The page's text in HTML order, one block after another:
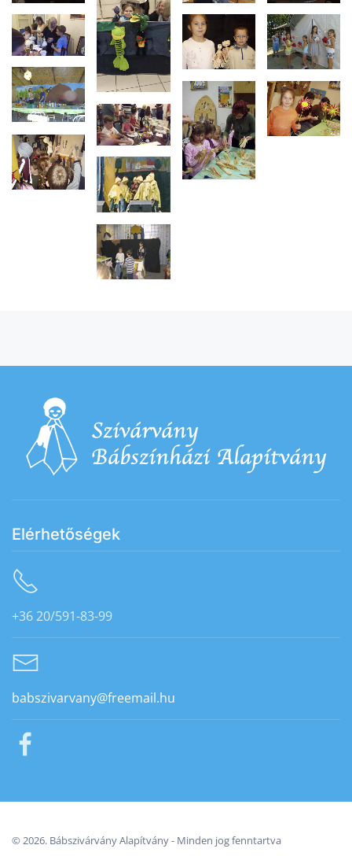
Elérhetőségek
+36 20/591-83-99
babszivarvany@freemail.hu
©2026. Bábszivárvány Alapítvány - Minden jog fenntartva